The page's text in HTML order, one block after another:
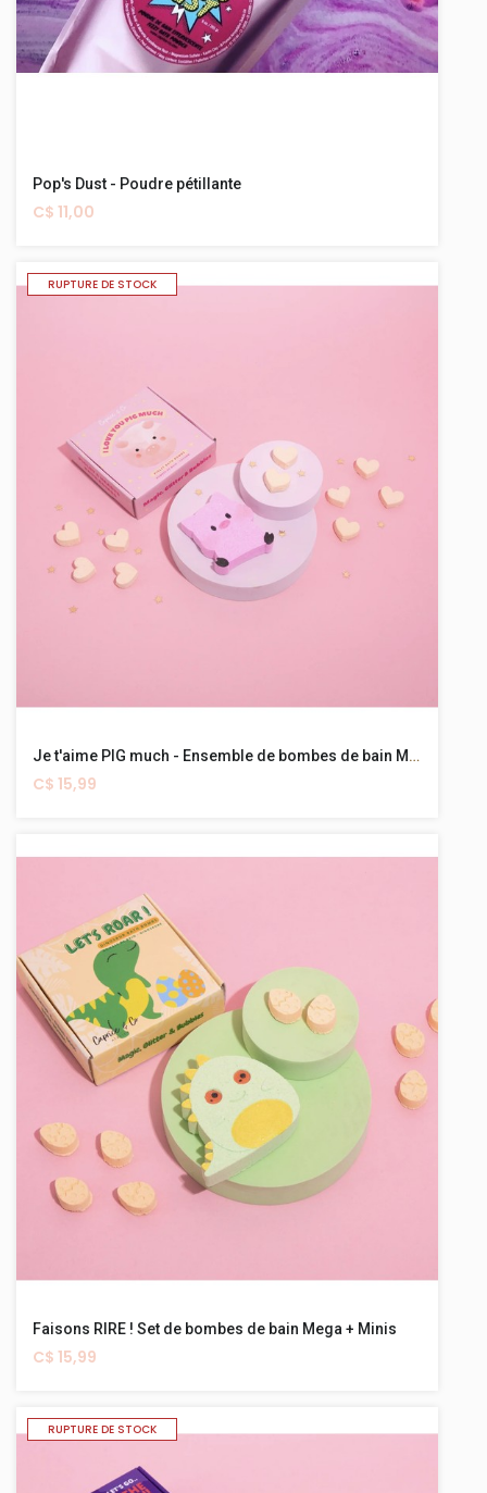
Pop's Dust - Poudre pétillante
C$ 11,00
Je t'aime PIG much - Ensemble de bombes de bain Mega + Minis
C$ 15,99
RUPTURE DE STOCK
Faisons RIRE ! Set de bombes de bain Mega + Minis
C$ 15,99
RUPTURE DE STOCK